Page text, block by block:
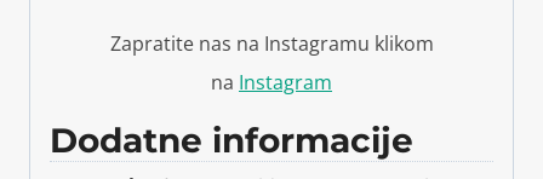
Zapratite nas na Instagramu klikom
na Instagram
Dodatne informacije